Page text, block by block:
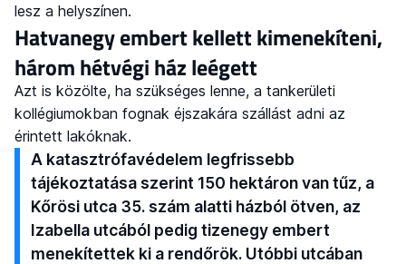
lesz a helyszínen.
Hatvanegy embert kellett kimenekíteni,
három hétvégi ház leégett
Azt is közölte, ha szükséges lenne, a tankerületi
kollégiumokban fognak éjszakára szállást adni az
érintett lakóknak.
A katasztrófavédelem legfrissebb
tájékoztatása szerint 150 hektáron van tűz, a
Kőrösi utca 35. szám alatti házból ötven, az
Izabella utcából pedig tizenegy embert
menekítettek ki a rendőrök. Utóbbi utcában